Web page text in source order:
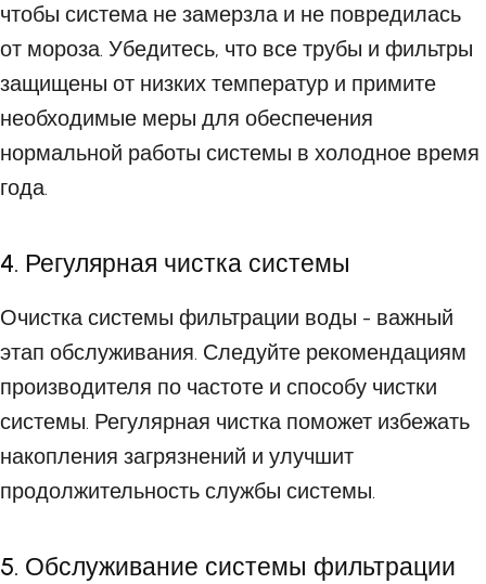
чтобы система не замерзла и не повредилась
от мороза. Убедитесь, что все трубы и фильтры
защищены от низких температур и примите
необходимые меры для обеспечения
нормальной работы системы в холодное время
года.
4. Регулярная чистка системы
Очистка системы фильтрации воды - важный
этап обслуживания. Следуйте рекомендациям
производителя по частоте и способу чистки
системы. Регулярная чистка поможет избежать
накопления загрязнений и улучшит
продолжительность службы системы.
5. Обслуживание системы фильтрации